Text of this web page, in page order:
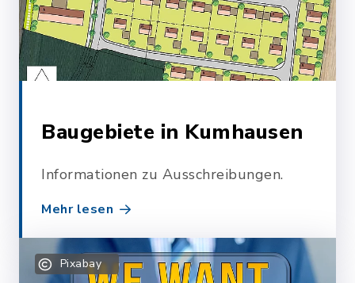
Baugebiete in Kumhausen
Informationen zu Ausschreibungen.
Mehr lesen
Pixabay